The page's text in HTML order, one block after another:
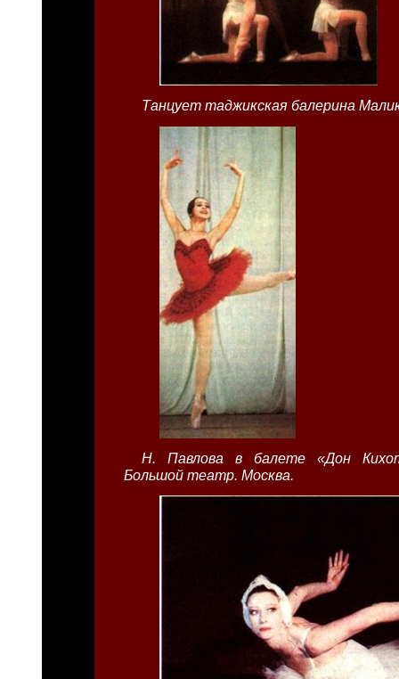
Танцует таджикская балерина
Н. Павлова в балете «Дон
Большой театр. Москва.